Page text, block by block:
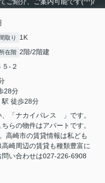
ご紹介、ご案内可能です(^^)/
間取り 1K
所在階 2階/2階建
-２
28分
駅 徒歩28分
「ナカイパレス 」です。
らの物件はアパートです。
高崎市の賃貸情報は私ども
崎周辺の賃貸も種類豊富に
い合わせは027-226-6908